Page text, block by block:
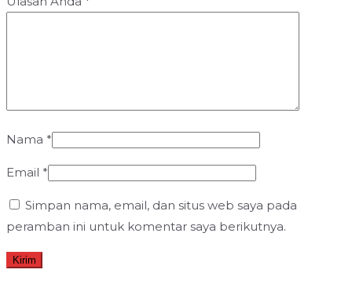
Nama *
Email *
Simpan nama, email, dan situs web saya pada
peramban ini untuk komentar saya berikutnya.